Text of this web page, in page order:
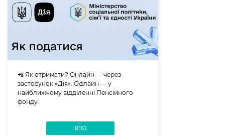
📲 Як отримати? Онлайн — через
застосунок «Дія». Офлайн — у
найближчому відділенні Пенсійного
фонду.
ВПО